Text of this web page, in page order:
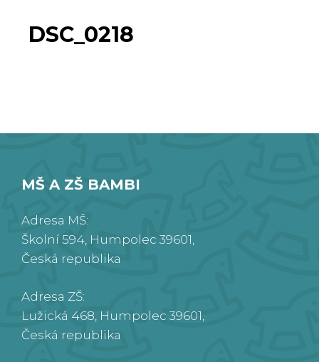
DSC_0218
MŠ A ZŠ BAMBI
Adresa MŠ:
Školní 594, Humpolec 39601,
Česká republika
Adresa ZŠ:
Lužická 468, Humpolec 39601,
Česká republika